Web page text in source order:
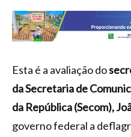
Esta é a avaliação do
da Secretaria de
da República (Secom),
governo federal a